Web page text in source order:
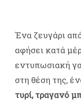
Ένα ζευγάρι
αφήσει κατά
εντυπωσιακή
στη θέση της,
τυρί, τραγανό